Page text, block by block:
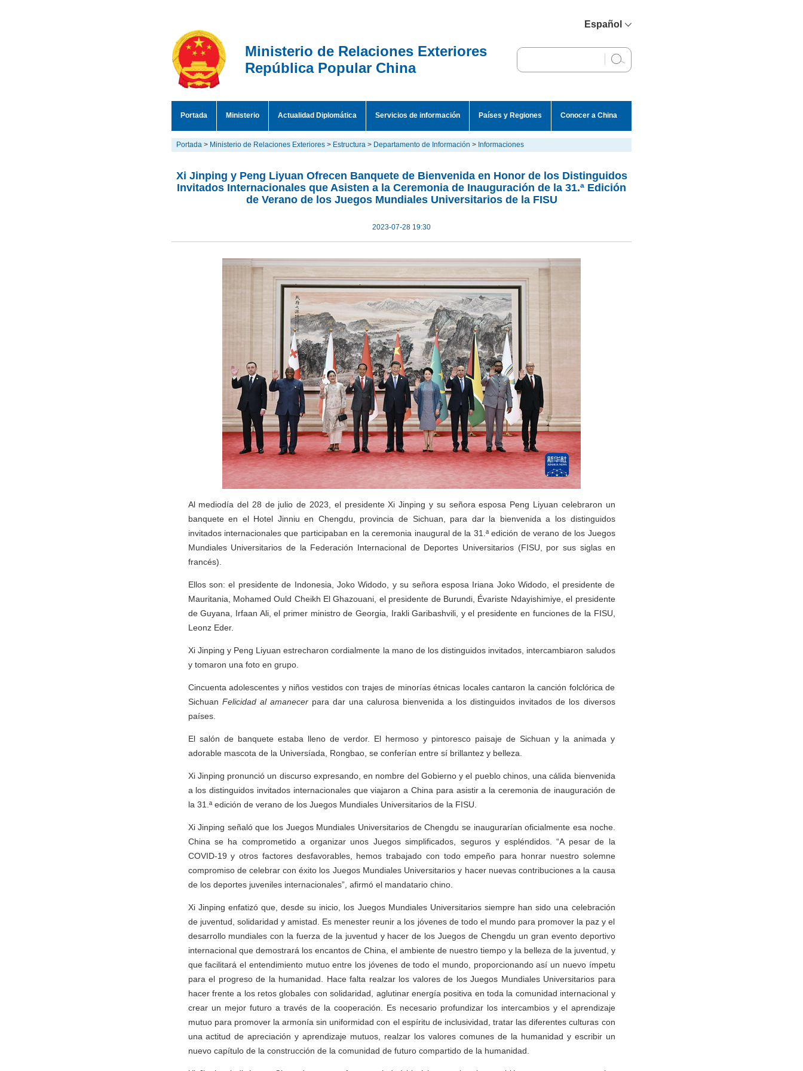
Español
English
Ministerio de Relaciones Exteriores
República Popular China
Portada Ministerio Actualidad Diplomática Servicios de información Países y Regiones Conocer a China
Portada > Ministerio de Relaciones Exteriores > Estructura > Departamento de Información > Informaciones
Xi Jinping y Peng Liyuan Ofrecen Banquete de Bienvenida en Honor de los Distinguidos
Invitados Internacionales que Asisten a la Ceremonia de Inauguración de la 31.ª Edición
de Verano de los Juegos Mundiales Universitarios de la FISU
2023-07-28 19:30
Al mediodía del 28 de julio de 2023, el presidente Xi Jinping y su señora esposa Peng Liyuan celebraron un
banquete en el Hotel Jinniu en Chengdu, provincia de Sichuan, para dar la bienvenida a los distinguidos
invitados internacionales que participaban en la ceremonia inaugural de la 31.ª edición de verano de los Juegos
Mundiales Universitarios de la Federación Internacional de Deportes Universitarios (FISU, por sus siglas en
francés).
Ellos son: el presidente de Indonesia, Joko Widodo, y su señora esposa Iriana Joko Widodo, el presidente de
Mauritania, Mohamed Ould Cheikh El Ghazouani, el presidente de Burundi, Évariste Ndayishimiye, el presidente
de Guyana, Irfaan Ali, el primer ministro de Georgia, Irakli Garibashvili, y el presidente en funciones de la FISU,
Leonz Eder.
Xi Jinping y Peng Liyuan estrecharon cordialmente la mano de los distinguidos invitados, intercambiaron saludos
y tomaron una foto en grupo.
Cincuenta adolescentes y niños vestidos con trajes de minorías étnicas locales cantaron la canción folclórica de
Sichuan Felicidad al amanecerpara dar una calurosa bienvenida a los distinguidos invitados de los diversos
países.
El salón de banquete estaba lleno de verdor. El hermoso y pintoresco paisaje de Sichuan y la animada y
adorable mascota de la Universíada, Rongbao, se conferían entre sí brillantez y belleza.
Xi Jinping pronunció un discurso expresando, en nombre del Gobierno y el pueblo chinos, una cálida bienvenida
a los distinguidos invitados internacionales que viajaron a China para asistir a la ceremonia de inauguración de
la 31.ª edición de verano de los Juegos Mundiales Universitarios de la FISU.
Xi Jinping señaló que los Juegos Mundiales Universitarios de Chengdu se inaugurarían oficialmente esa noche.
China se ha comprometido a organizar unos Juegos simplificados, seguros y espléndidos. “A pesar de la
COVID-19 y otros factores desfavorables, hemos trabajado con todo empeño para honrar nuestro solemne
compromiso de celebrar con éxito los Juegos Mundiales Universitarios y hacer nuevas contribuciones a la causa
de los deportes juveniles internacionales”, afirmó el mandatario chino.
Xi Jinping enfatizó que, desde su inicio, los Juegos Mundiales Universitarios siempre han sido una celebración
de juventud, solidaridad y amistad. Es menester reunir a los jóvenes de todo el mundo para promover la paz y el
desarrollo mundiales con la fuerza de la juventud y hacer de los Juegos de Chengdu un gran evento deportivo
internacional que demostrará los encantos de China, el ambiente de nuestro tiempo y la belleza de la juventud, y
que facilitará el entendimiento mutuo entre los jóvenes de todo el mundo, proporcionando así un nuevo ímpetu
para el progreso de la humanidad. Hace falta realzar los valores de los Juegos Mundiales Universitarios para
hacer frente a los retos globales con solidaridad, aglutinar energía positiva en toda la comunidad internacional y
crear un mejor futuro a través de la cooperación. Es necesario profundizar los intercambios y el aprendizaje
mutuo para promover la armonía sin uniformidad con el espíritu de inclusividad, tratar las diferentes culturas con
una actitud de apreciación y aprendizaje mutuos, realzar los valores comunes de la humanidad y escribir un
nuevo capítulo de la construcción de la comunidad de futuro compartido de la humanidad.